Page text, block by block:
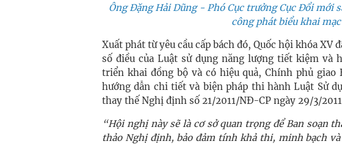
Ông Đặng Hải Dũng - Phó Cục trưởng Cục Đổi mới
công phát biểu khai
Xuất phát từ yêu cầu cấp bách đó, Quốc hội khóa XV
số điều của Luật sử dụng năng lượng tiết kiệm và
triển khai đồng bộ và có hiệu quả, Chính phủ giao
hướng dẫn chi tiết và biện pháp thi hành Luật Sử
thay thế Nghị định số 21/2011/NĐ-CP ngày 29/3/
“Hội nghị này sẽ là cơ sở quan trọng để Ban soạn
thảo Nghị định, bảo đảm tính khả thi, minh bạch